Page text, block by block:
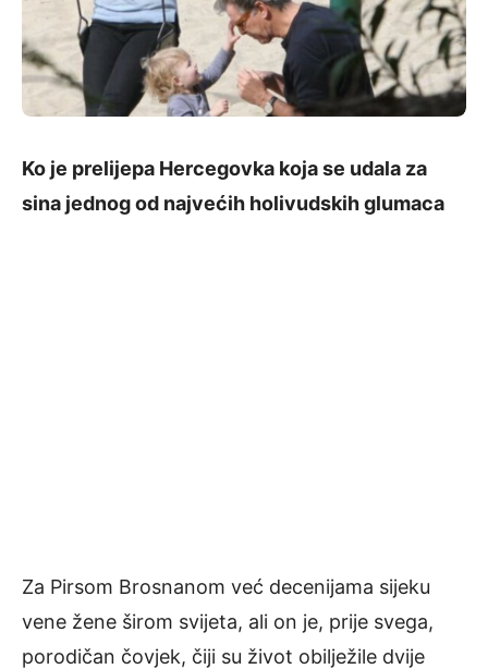
Ko je prelijepa Hercegovka koja se udala za
sina jednog od najvećih holivudskih glumaca
Za Pirsom Brosnanom već decenijama sijeku
vene žene širom svijeta, ali on je, prije svega,
porodičan čovjek, čiji su život obilježile dvije